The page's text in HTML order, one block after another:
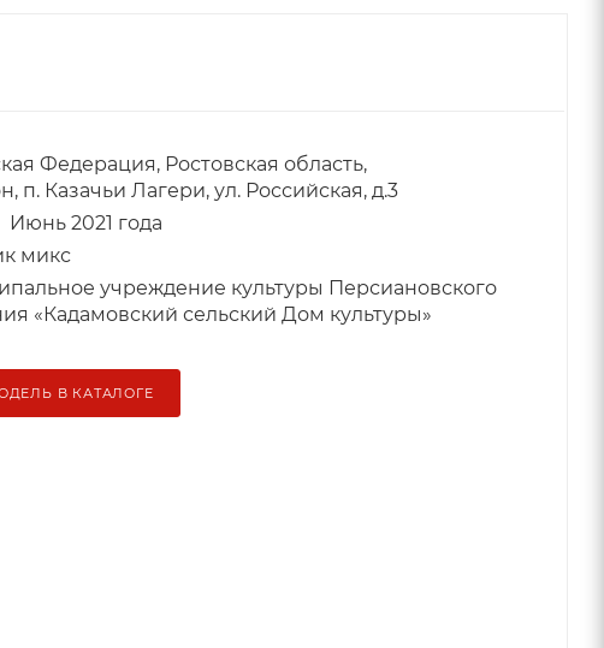
Федерация, Ростовская область,
п. Казачьи Лагери, ул. Российская, д.3
Июнь 2021 года
микс
учреждение культуры Персиановского
«Кадамовский сельский Дом культуры»
В КАТАЛОГЕ